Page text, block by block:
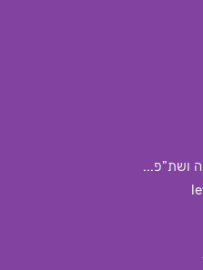
ושת"פ...